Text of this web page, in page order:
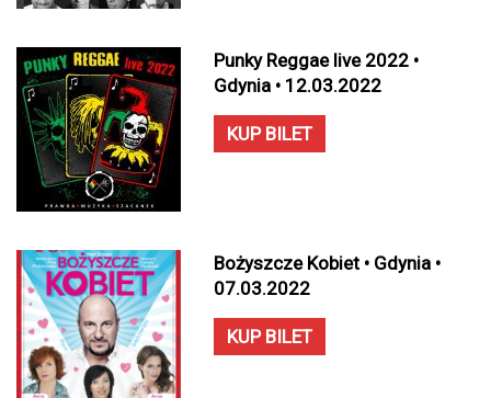
Punky Reggae live 2022 •
Gdynia • 12.03.2022
KUP BILET
Bożyszcze Kobiet • Gdynia •
07.03.2022
KUP BILET